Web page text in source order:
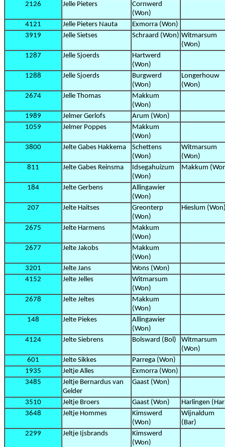
2126
Jelle Pieters
Cornwerd
(Won)
4121
Jelle Pieters Nauta
Exmorra (Won)
3919
Jelle Sietses Schraard (Won) Witmarsum
(Won)
1287
Jelle Sjoerds
Hartwerd
(Won)
1288
Jelle Sjoerds
Burgwerd
(Won)
Longerhouw
(Won)
2674
Jelle Thomas
Makkum
(Won)
1989
Jelmer Gerlofs
Arum (Won)
1059
Jelmer Poppes
Makkum
(Won)
3800
Jelte Gabes Hakkema
Schettens
(Won)
Witmarsum
(Won)
811
Jelte Gabes Reinsma
Idsegahuizum
(Won)
Makkum
184 Jelte Gerbens
Allingawier
(Won)
207
Jelte Haitses
Greonterp
(Won)
Hieslum
2675 Jelte Harmens
Makkum
(Won)
2677
Jelte Jakobs
Makkum
(Won)
3201
Jelte Jans
Wons (Won)
4152
Jelte Jelles
Witmarsum
(Won)
2678
Jelte Jeltes
Makkum
(Won)
148
Jelte Piekes
Allingawier
(Won)
4124
Jelte Siebrens Bolsward (Bol)
Witmarsum
(Won)
601
Jelte Sikkes
Parrega (Won)
1935
Jeltje Alles
Exmorra (Won)
3485
Jeltje Bernardus van
Gelder
Gaast (Won)
3510 Jeltje Broers Gaast (Won)
Harlingen
3648
Jeltje Hommes
Kimswerd
(Won)
Wijnaldum
(Bar)
2299
Jeltje Ijsbrands
Kimswerd
(Won)